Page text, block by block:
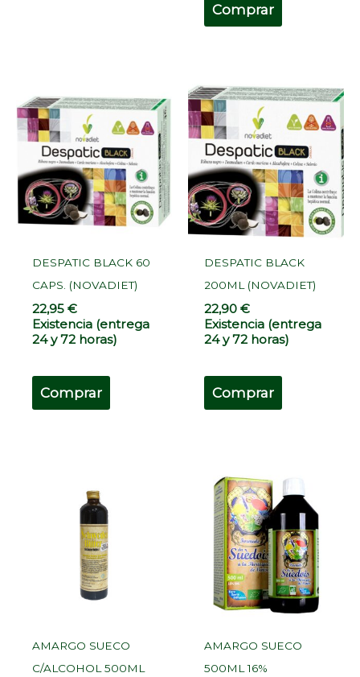
Comprar
DESPATIC BLACK 60
CAPS. (NOVADIET)
22,95€
Existencia (entrega
24 y 72 horas)
Comprar
DESPATIC BLACK
200ML (NOVADIET)
22,90€
Existencia (entrega
24 y 72 horas)
Comprar
AMARGO SUECO
C/ALCOHOL 500ML
AMARGO SUECO
500ML 16%